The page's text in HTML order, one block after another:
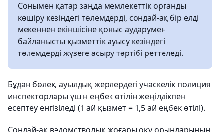
Сонымен қатар заңда мемлекеттік органды
көшіру кезіндегі төлемдерді, сондай-ақ бір елді
мекеннен екіншісіне қоныс аударумен
байланысты қызметтік ауысу кезіндегі
төлемдерді жүзеге асыру тәртібі реттеледі.
Бұдан бөлек, ауылдық жерлердегі учаскелік полиция
инспекторлары үшін еңбек өтілін жеңілдікпен
есептеу енгізіледі (1 ай қызмет = 1,5 ай еңбек өтілі).
Сондай-ақ ведомстволық жоғары оқу орындарының